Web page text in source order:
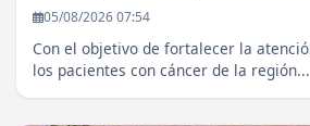
05/08/2026 07:54
Con el objetivo de fortalecer la
los pacientes con cáncer de la región...